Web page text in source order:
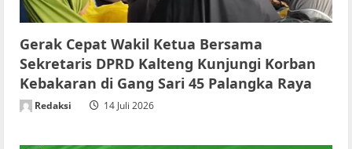
Gerak Cepat Wakil Ketua Bersama
Sekretaris DPRD Kalteng Kunjungi Korban
Kebakaran di Gang Sari 45 Palangka Raya
Redaksi 14 Juli 2026